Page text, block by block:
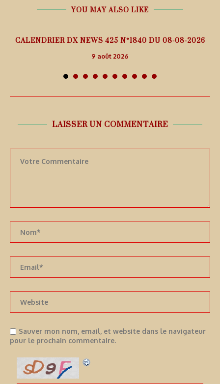
YOU MAY ALSO LIKE
CALENDRIER DX NEWS 425 N°1840 DU 08-08-2026
9 août 2026
LAISSER UN COMMENTAIRE
Sauver mon nom, email, et website dans le navigateur
pour le prochain commentaire.